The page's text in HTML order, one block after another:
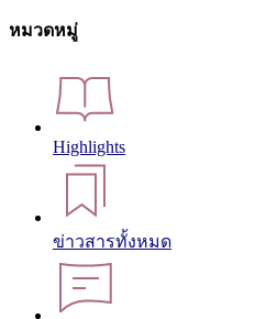
หมวดหมู่
Highlights
ข่าวสารทั้งหมด